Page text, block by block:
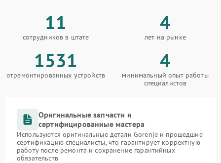
11
сотрудников в штате
4
лет на рынке
1531
отремонтированных устройств
4
минимальный опыт работы
специалистов
Оригинальные запчасти и
сертифицированные мастера
Используются оригинальные детали Gorenje и прошедшие
сертификацию специалисты, что гарантирует корректную
работу после ремонта и сохранение гарантийных
обязательств